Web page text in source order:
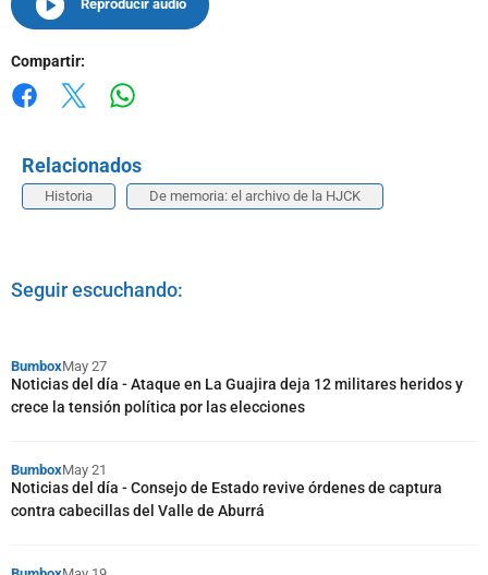
Reproducir audio
Compartir:
Relacionados
Historia De memoria: el archivo de la HJCK
Seguir escuchando:
BumboxMay 27
Noticias del día - Ataque en La Guajira deja 12 militares heridos y
crece la tensión política por las elecciones
BumboxMay 21
Noticias del día - Consejo de Estado revive órdenes de captura
contra cabecillas del Valle de Aburrá